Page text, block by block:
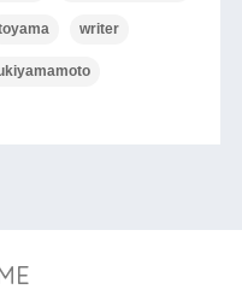
writer